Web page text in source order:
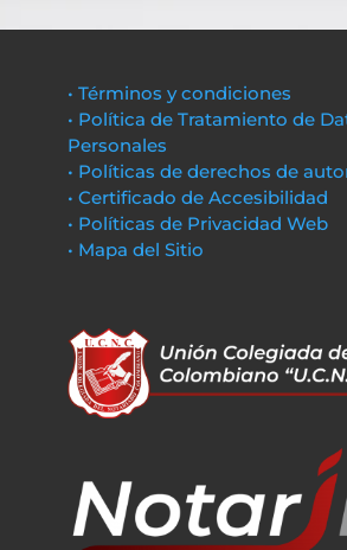
• Términos y condiciones
• Política de Tratamiento de
Personales
• Políticas de derechos de
• Certificado de Accesibilidad
• Políticas de Privacidad Web
• Mapa del Sitio